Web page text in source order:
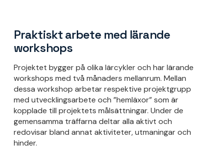
Praktiskt arbete med lärande
workshops
Projektet bygger på olika lärcykler och har lärande
workshops med två månaders mellanrum. Mellan
dessa workshop arbetar respektive projektgrupp
med utvecklingsarbete och ”hemläxor” som är
kopplade till projektets målsättningar. Under de
gemensamma träffarna deltar alla aktivt och
redovisar bland annat aktiviteter, utmaningar och
hinder.